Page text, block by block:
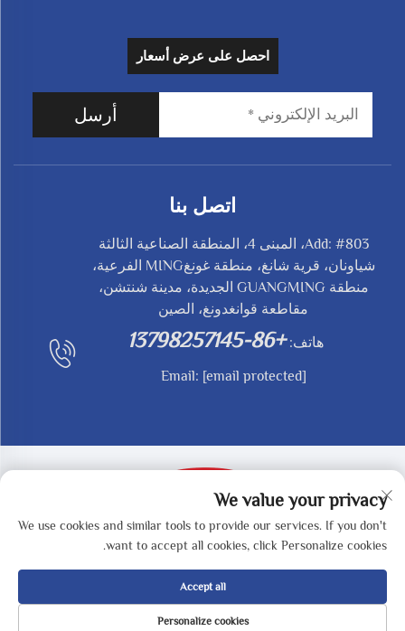
احصل على عرض أسعار
أرسل
اتصل بنا
Add: #803، المبنى 4، المنطقة الصناعية الثالثة
شياونان، قرية شانغ، منطقة غونغMING الفرعية،
منطقة GUANGMING الجديدة، مدينة شنتشن،
مقاطعة قوانغدونغ، الصين
هاتف: +86-13798257145
Email: [email protected]
حقوق النشر © 2025 بواسطة SHENZHEN REDY-MED
TECHNOLOGY CO.,LTD -
سياسة الخصوصية
We value your privacy
We use cookies and similar tools to provide our services. If you don't
want to accept all cookies, click Personalize cookies.
Personalize cookies
Accept all